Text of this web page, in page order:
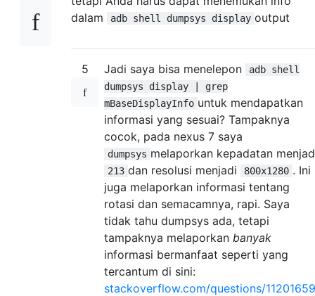
dalam
adb shell dumpsys display output
5 Jadi saya bisa menelepon
adb shell
dumpsys display | grep
mBaseDisplayInfo untuk mendapatkan
informasi yang sesuai? Tampaknya
cocok, pada nexus 7 saya
dumpsys melaporkan kepadatan
213 dan resolusi menjadi 800x1280 . Ini
juga melaporkan informasi tentang
rotasi dan semacamnya, rapi. Saya
tidak tahu dumpsys ada, tetapi
tampaknya melaporkan banyak
informasi bermanfaat seperti yang
tercantum di sini:
stackoverflow.com/questions/